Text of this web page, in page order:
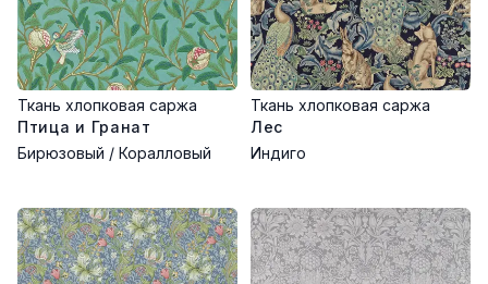
Ткань хлопковая саржа
Птица и Гранат
Бирюзовый / Коралловый
Ткань хлопковая саржа
Лес
Индиго